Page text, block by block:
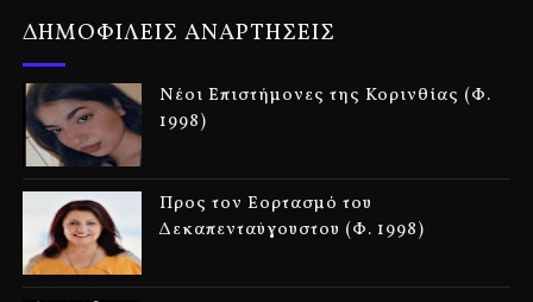
ΔΗΜΟΦΙΛΕΙΣ ΑΝΑΡΤΗΣΕΙΣ
Νέοι Επιστήμονες της Κορινθίας (Φ.
1998)
Προς τον Εορτασμό του
Δεκαπενταύγουστου (Φ. 1998)